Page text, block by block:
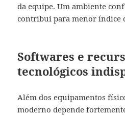
da equipe. Um ambiente
contribui para menor índice
Softwares e
tecnológicos
Além dos equipamentos
moderno depende